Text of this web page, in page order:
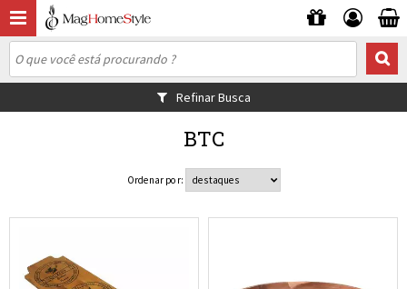
Refinar Busca
BTC
Ordenar por: